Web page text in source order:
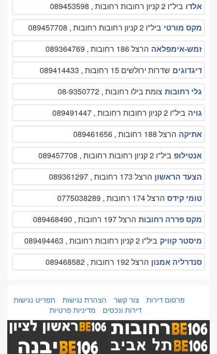
אלדו ביל"ו 2 קניון רחובות רחובות , 089453598
מקס מורטי ביל"ו 2 קניון רחובות רחובות , 089457708
זמש-אימפלאה הרצל 186 רחובות , 089364769
דיגדוגים שדרות ירולשים 15 רחובות , 089414433
גלי רחובות צומת בילו רחובות , 08-9350772
גויה ביל"ו 2 קניון רחובות רחובות , 089491447
אתיקה הרצל 188 רחובות , 089461656
אנטילופ ביל"ו 2 קניון רחובות רחובות , 089457708
הצעד הראשון הרצל 173 רחובות , 089361297
טומי קידס הרצל 174 רחובות , 0775038289
מקס פררה רחובות הרצל 197 רחובות , 089468490
מיסטר קוויק ביל"ו 2 קניון רחובות רחובות , 089494463
סנדרליה אמנון הרצל 192 רחובות , 089468582
פרסום דירות צור קשר הצהרת נגישות
תפריט נגישות
דירות ונכסים
מדיניות פרטיות